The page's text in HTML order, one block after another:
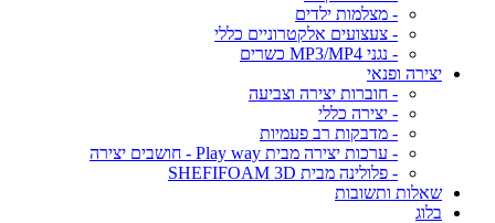
- מצלמות ילדים
- צעצועים אלקטרוניים כללי
- נגני MP3/MP4 כשרים
יצירה ופנאי
- חוברות יצירה וצביעה
- יצירה כללי
- מדבקות רב פעמיות
- ערכות יצירה מבית Play way - חושבים יצירה
- פלולינה מבית SHEFIFOAM 3D
שאלות ותשובות
בלוג